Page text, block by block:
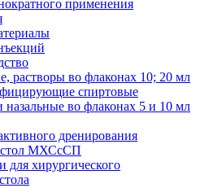
применения
растворы во флаконах 10; 20 мл
спиртовые
назальные во флаконах 5 и 10 мл
дренирования
МХСсСП
для хирургического